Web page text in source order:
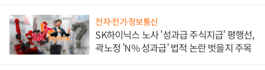
전자·전기·정보통신
SK하이닉스 노사 '성과급 주식지급' 평행선,
곽노정 'N% 성과급' 법적 논란 벗을지 주목